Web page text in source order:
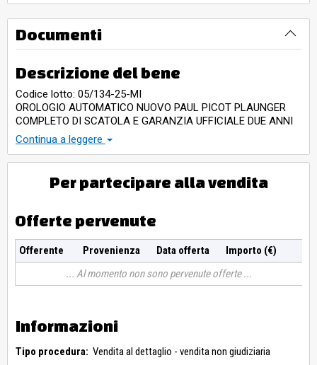
Documenti
Descrizione del bene
Codice lotto: 05/134-25-MI
OROLOGIO AUTOMATICO NUOVO PAUL PICOT PLAUNGER
COMPLETO DI SCATOLA E GARANZIA UFFICIALE DUE ANNI
DA DATARE AL MOMENTO DELLA VENDITA .ANCORA
PELLICOLATO
Continua a leggere
Per partecipare alla vendita
Offerte pervenute
Offerente Provenienza Data offerta
Importo (€)
Al momento non sono pervenute offerte
Informazioni
Tipo procedura: Vendita al dettaglio - vendita non giudiziaria